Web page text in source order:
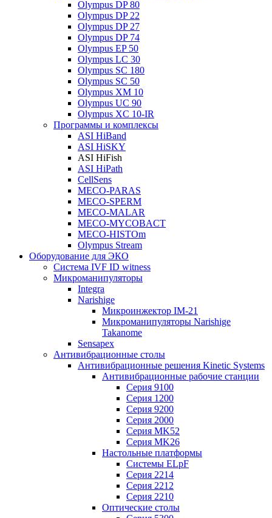
Olympus DP 80
Olympus DP 22
Olympus DP 27
Olympus DP 74
Olympus EP 50
Olympus LC 30
Olympus SC 180
Olympus SC 50
Olympus XM 10
Olympus UC 90
Olympus XC 10-IR
Программы и комплексы
ASI HiBand
ASI HiSKY
ASI HiFish
ASI HiPath
CellSens
MECO-PARAS
MECO-SPERM
MECO-MALAR
MECO-MYCOBACT
MECO-HISTOm
Olympus Stream
Оборудование для ЭКО
Система IVF ID witness
Микроманипуляторы
Integra
Narishige
Микроинжектор IM-21
Микроманипуляторы Narishige
Takanome
Sensapex
Антивибрационные столы
Антивибрационные решения Kinetic Systems
Антивибрационные рабочие станции
Серия 9100
Серия 1200
Серия 9200
Серия 2000
Серия MK52
Серия MK26
Настольные платформы
Системы ELpF
Серия 2214
Серия 2212
Серия 2210
Оптические столы